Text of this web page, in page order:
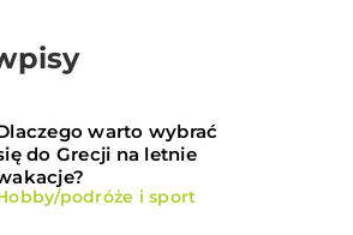
warto wybrać
do Grecji na letnie
podróże i sport